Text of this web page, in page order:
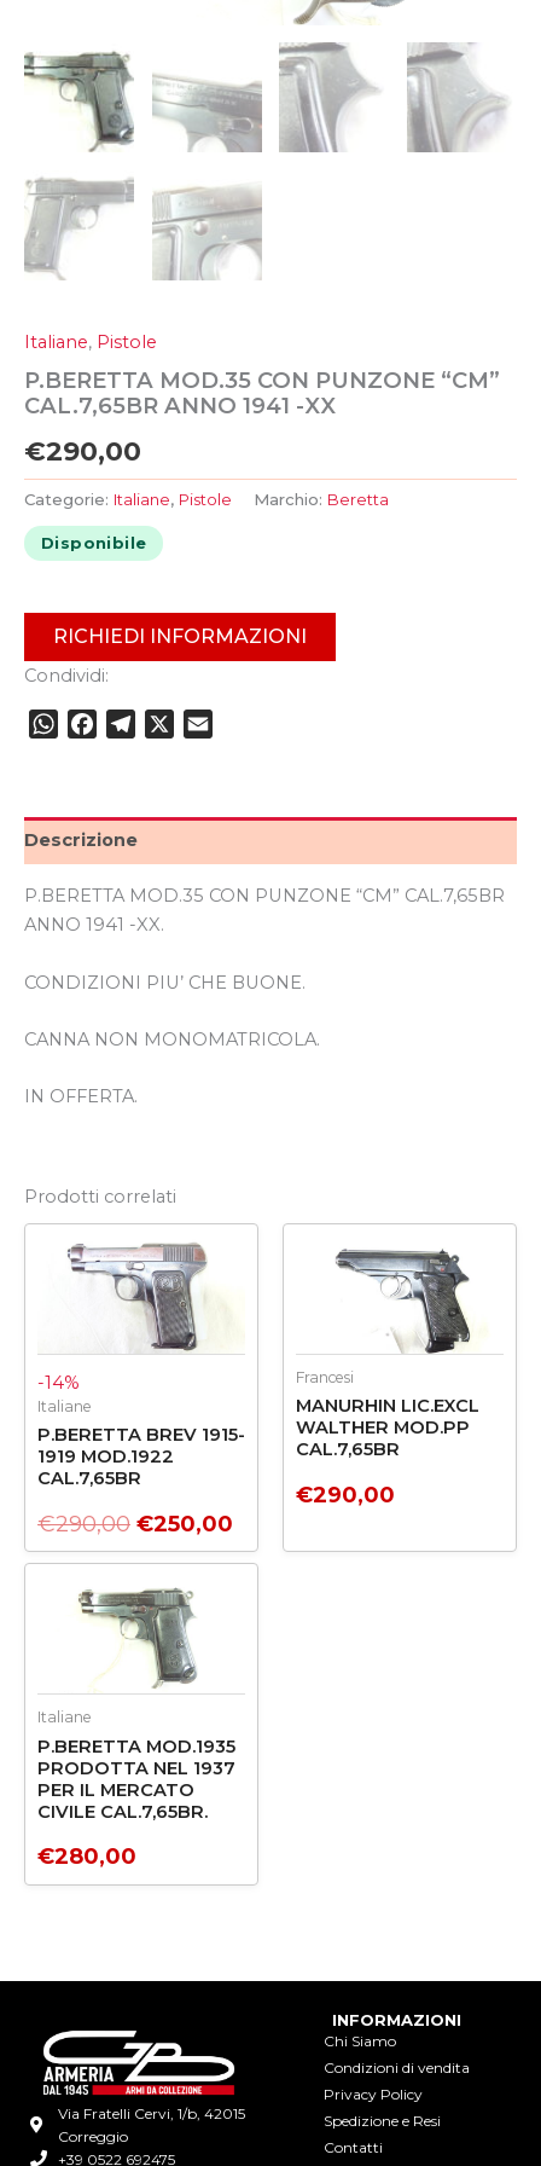
Italiane, Pistole
P.BERETTA MOD.35 CON PUNZONE “CM”
CAL.7,65BR ANNO 1941 -XX
€290,00
Categorie: Italiane, Pistole Marchio: Beretta
Disponibile
RICHIEDI INFORMAZIONI
Condividi:
WhatsApp
Facebook
Telegram
Descrizione
P.BERETTA MOD.35 CON PUNZONE “CM” CAL.7,65BR
ANNO 1941 -XX.
CONDIZIONI PIU’ CHE BUONE.
CANNA NON MONOMATRICOLA.
IN OFFERTA.
Prodotti correlati
-14%
Italiane
P.BERETTA BREV 1915-
1919 MOD.1922
CAL.7,65BR
€290,00
prezzo
originale
era:
€290,00.
€250,00
€250,00.
Francesi
MANURHIN LIC.EXCL
WALTHER MOD.PP
CAL.7,65BR
€290,00
Italiane
P.BERETTA MOD.1935
PRODOTTA NEL 1937
PER IL MERCATO
CIVILE CAL.7,65BR.
€280,00
Via Fratelli Cervi, 1/b, 42015
Correggio
+39 0522 692475
INFORMAZIONI
Chi Siamo
Condizioni di vendita
Privacy Policy
Spedizione e Resi
Contatti